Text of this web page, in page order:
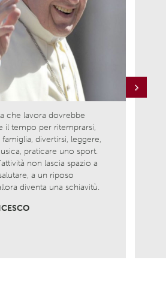
che lavora dovrebbe
il tempo per ritemprarsi,
divertirsi, leggere,
praticare uno sport.
non lascia spazio a
a un riposo
diventa una schiavitù.